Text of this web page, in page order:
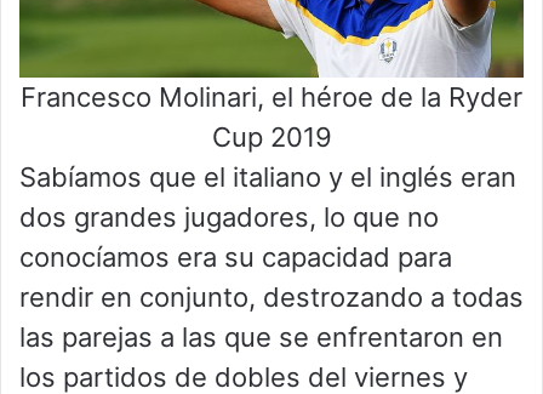
Francesco Molinari, el héroe de la Ryder
Cup 2019
Sabíamos que el italiano y el inglés eran
dos grandes jugadores, lo que no
conocíamos era su capacidad para
rendir en conjunto, destrozando a todas
las parejas a las que se enfrentaron en
los partidos de dobles del viernes y